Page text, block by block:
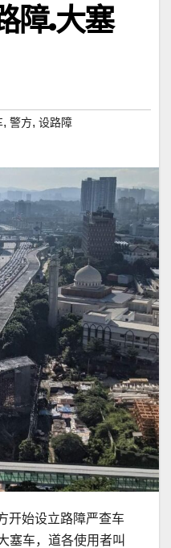
障.大塞
, 警方, 设路障
开始设立路障严查车
塞车，道各使用者叫